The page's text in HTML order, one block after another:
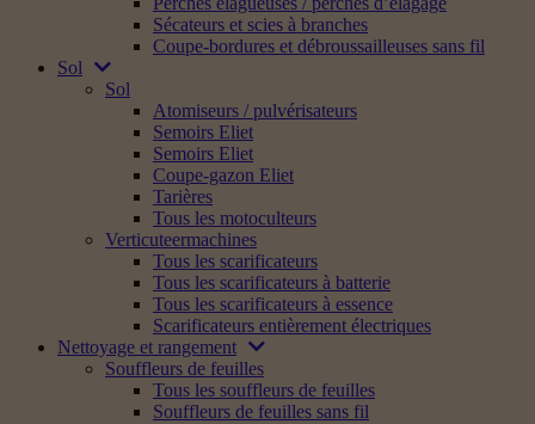
Sécateurs et scies à branches
Coupe-bordures et débroussailleuses sans fil
Sol
Sol
Atomiseurs / pulvérisateurs
Semoirs Eliet
Semoirs Eliet
Coupe-gazon Eliet
Tarières
Tous les motoculteurs
Verticuteermachines
Tous les scarificateurs
Tous les scarificateurs à batterie
Tous les scarificateurs à essence
Scarificateurs entièrement électriques
Nettoyage et rangement
Souffleurs de feuilles
Tous les souffleurs de feuilles
Souffleurs de feuilles sans fil